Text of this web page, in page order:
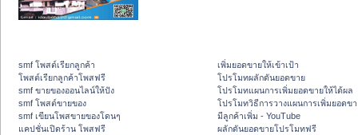
smf โพสต์เรียกลูกค้า
โพสต์เรียกลูกค้าโพสฟรี
smf ขายของออนไลน์ให้ปัง
smf โพสต์ขายของ
smf เขียนโพสขายของโดนๆ
แคปชั่นเปิดร้าน โพสฟรี
เพิ่มยอดขายให้เข้าเป้า
โปรโมทผลักดันยอดขาย
โปรโมทแผนการเพิ่มยอดขายให้ได้ผล
โปรโมทวิธีการวางแผนการเพิ่มยอดข
มีลูกค้าเพิ่ม - YouTube
ผลักดันยอดขายโปรโมทฟรี